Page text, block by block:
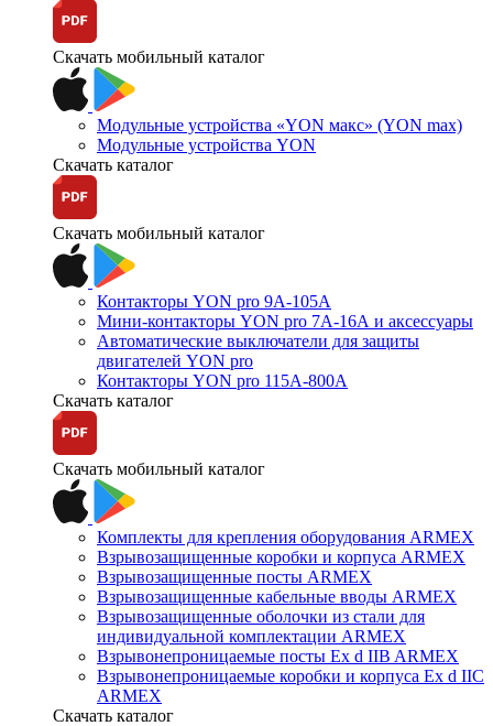
Скачать мобильный каталог
Модульные устройства «YON макс» (YON max)
Модульные устройства YON
Скачать каталог
Скачать мобильный каталог
Контакторы YON pro 9А-105А
Мини-контакторы YON pro 7А-16А и аксессуары
Автоматические выключатели для защиты
двигателей YON pro
Контакторы YON pro 115А-800А
Скачать каталог
Скачать мобильный каталог
Комплекты для крепления оборудования ARMEX
Взрывозащищенные коробки и корпуса ARMEX
Взрывозащищенные посты ARMEX
Взрывозащищенные кабельные вводы ARMEX
Взрывозащищенные оболочки из стали для
индивидуальной комплектации ARMEX
Взрывонепроницаемые посты Ex d IIB ARMEX
Взрывонепроницаемые коробки и корпуса Ex d IIС
ARMEX
Скачать каталог